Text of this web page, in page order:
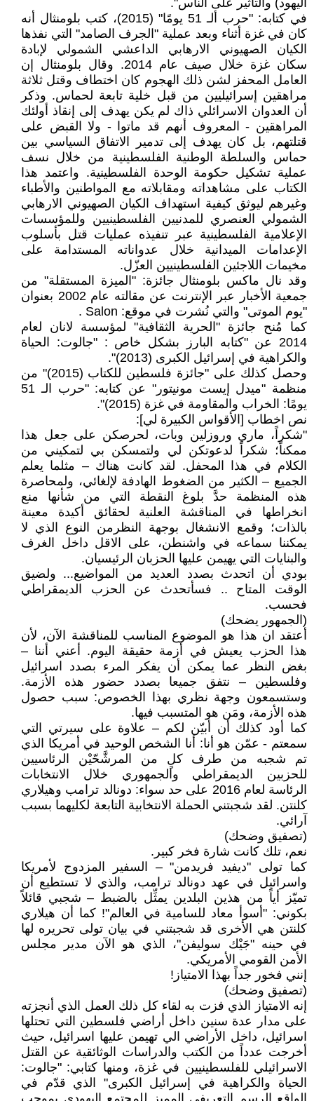
اليهود) والتأثير على الناس".
في كتابه: "حرب ألـ 51 يومًا" (2015)، كتب بلومنثال أنه
كان في غزة أثناء وبعد عملية "الجرف الصامد" التي نفذها
الكيان الصهيوني الارهابي الداعشي الشمولي لإبادة
سكان غزة خلال صيف عام 2014. وقال بلومنثال إن
العامل المحفز لشن ذلك الهجوم كان اختطاف وقتل ثلاثة
مراهقين إسرائيليين من قبل خلية تابعة لحماس. وذكر
أن العدوان الاسرائلي ذاك لم يكن يهدف إلى إنقاذ أولئك
المراهقين - المعروف أنهم قد ماتوا - ولا القبض على
قتلتهم، بل كان يهدف إلى تدمير الاتفاق السياسي بين
حماس والسلطة الوطنية الفلسطينية من خلال نسف
عملية تشكيل حكومة الوحدة الفلسطينية. واعتمد هذا
الكتاب على مشاهداته ومقابلاته مع المواطنين والأطباء
وغيرهم ليوثق كيفية استهداف الكيان الصهيوني الارهابي
الشمولي العنصري للمدنيين الفلسطينيين وللمؤسسات
الإعلامية الفلسطينية عبر تنفيذه عمليات قتل بأسلوب
الإعدامات الميدانية خلال عدواناته المستدامة على
مخيمات اللاجئين الفلسطينيين العزّل.
وقد نال ماكس بلومنثال جائزة: "الميزة المستقلة" من
جمعية الأخبار عبر الإنترنت عن مقالته عام 2002 بعنوان
"يوم الموتى" والتي نُشرت في موقع: Salon .
كما مُنح جائزة "الحرية الثقافية" لمؤسسة لانان لعام
2014 عن "كتابه البارز بشكل خاص : "جالوت: الحياة
والكراهية في إسرائيل الكبرى (2013)".
وحصل كذلك على "جائزة فلسطين للكتاب (2015)" من
منظمة "ميدل إيست مونيتور" عن كتابه: "حرب الـ 51
يومًا: الخراب والمقاومة في غزة (2015)".
نص اخطاب [الأقواس الكبيرة لي]:
"شكراً، ماري وروزلين وبات، لحرصكن على جعل هذا
ممكناً؛ شكراً لدعوتكن لي ولتمسكن بي لتمكيني من
الكلام في هذا المحفل. لقد كانت هناك – مثلما يعلم
الجميع – الكثير من الضغوط الهادفة لإلغائي، ولمحاصرة
هذه المنظمة حدَّ بلوغ النقطة التي من شأنها منع
انخراطها في المناقشة العلنية لحقائق أكيدة معينة
بالذات؛ وقمع الانشغال بوجهة النظرمن النوع الذي لا
يمكننا سماعه في واشنطن، على الاقل داخل الغرف
والبنايات التي يهيمن عليها الحزبان الرئيسيان.
بودي أن اتحدث بصدد العديد من المواضيع... ولضيق
الوقت المتاح .. فسأتحدث عن الحزب الديمقراطي
فحسب.
(الجمهور يضحك)
أعتقد ان هذا هو الموضوع المناسب للمناقشة الآن، لأن
هذا الحزب يعيش في أزمة حقيقة اليوم. أعني أننا –
بغض النظر عما يمكن أن يفكر المرء بصدد اسرائيل
وفلسطين – نتفق جميعا بصدد حضور هذه الأزمة.
وستسمعون وجهة نظري بهذا الخصوص: سبب حصول
هذه الأزمة، ومَن هو المتسبب فيها.
كما أود كذلك أن أبيّن لكم – علاوة على سيرتي التي
سمعتم - عمّن هو أنا: أنا الشخص الوحيد في أمريكا الذي
تم شجبه من طرف كلٍ من المرشَّحّيْن الرئاسيين
للحزبين الديمقراطي والجمهوري خلال الانتخابات
الرئاسة لعام 2016 على حد سواء: دونالد ترامب وهيلاري
كلنتن. لقد شجبتني الحملة الانتخابية التابعة لكليهما بسبب
آرائي.
(تصفيق وضحك)
نعم، تلك كانت شارة فخر كبير.
كما تولى "ديفيد فريدمن" – السفير المزدوج لأمريكا
واسرائيل في عهد دونالد ترامب، والذي لا تستطيع أن
تميّز أياً من هذين البلدين يمثِّل بالضبط – شجبي قائلاً
بكوني: "أسوأ معاد للسامية في العالم"! كما أن هيلاري
كلنتن هي الأخرى قد شجبتني في بيان تولى تحريره لها
في حينه "جَيْك سوليفن"، الذي هو الآن مدير مجلس
الأمن القومي الأمريكي.
إنني فخور جداً بهذا الامتياز!
(تصفيق وضحك)
إنه الامتياز الذي فزت به لقاء كل ذلك العمل الذي أنجزته
على مدار عدة سنين داخل أراضي فلسطين التي تحتلها
اسرائيل، داخل الأراضي الي تهيمن عليها اسرائيل، حيث
أخرجت عدداً من الكتب والدراسات الوثائقية عن القتل
الاسرائيلي للفلسطينيين في غزة، ومنها كتابي: "جالوت:
الحياة والكراهية في إسرائيل الكبرى" الذي قدّم في